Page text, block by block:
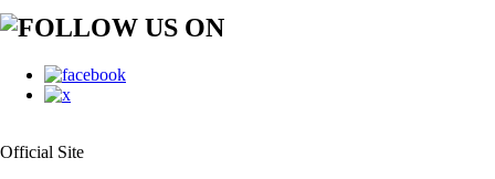
Official Site